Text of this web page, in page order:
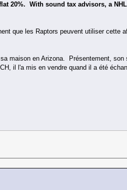
20%. With sound tax advisors, a
que les Raptors peuvent utiliser cette
maison en Arizona. Présentement, son
il l'a mis en vendre quand il a été